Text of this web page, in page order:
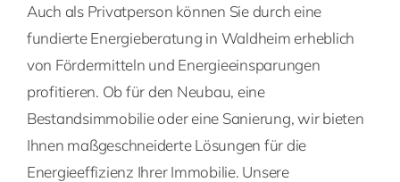
Auch als Privatperson können Sie durch eine
fundierte Energieberatung in Waldheim erheblich
von Fördermitteln und Energieeinsparungen
profitieren. Ob für den Neubau, eine
Bestandsimmobilie oder eine Sanierung, wir bieten
Ihnen maßgeschneiderte Lösungen für die
Energieeffizienz Ihrer Immobilie. Unsere